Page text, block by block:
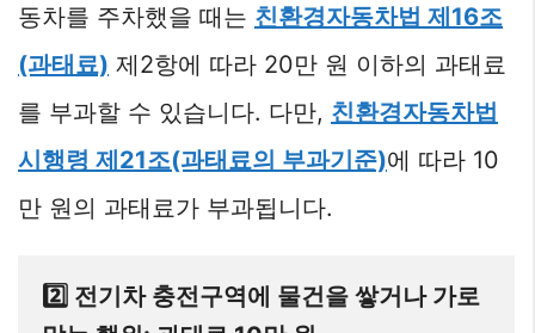
동차를 주차했을 때는 친환경자동차법 제16조
(과태료) 제2항에 따라 20만 원 이하의 과태료
를 부과할 수 있습니다. 다만, 친환경자동차법
시행령 제21조(과태료의 부과기준)에 따라 10
만 원의 과태료가 부과됩니다.
2️⃣ 전기차 충전구역에 물건을 쌓거나 가로